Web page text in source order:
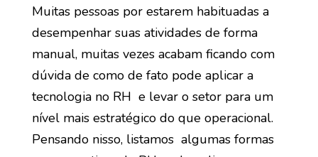
Muitas pessoas por estarem habituadas a
desempenhar suas atividades de forma
manual, muitas vezes acabam ficando com
dúvida de como de fato pode aplicar a
tecnologia no RH e levar o setor para um
nível mais estratégico do que operacional.
Pensando nisso, listamos algumas formas